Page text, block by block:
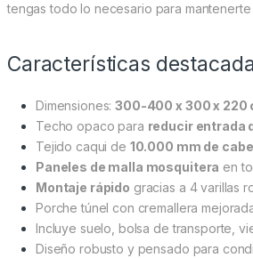
tengas todo lo necesario para
Características
Dimensiones:300-400 x 300 x 220
Techo opaco para reducir entrada
Tejido caqui de 10.000 mm de
Paneles de malla mosquitera en
Montaje rápido gracias a 4 varillas
Porche túnel con cremallera
Incluye suelo, bolsa de transporte,
Diseño robusto y pensado para